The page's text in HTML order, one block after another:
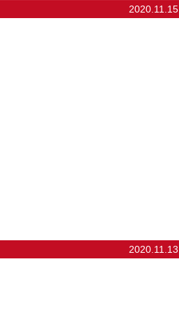
2020.11.15
2020.11.13